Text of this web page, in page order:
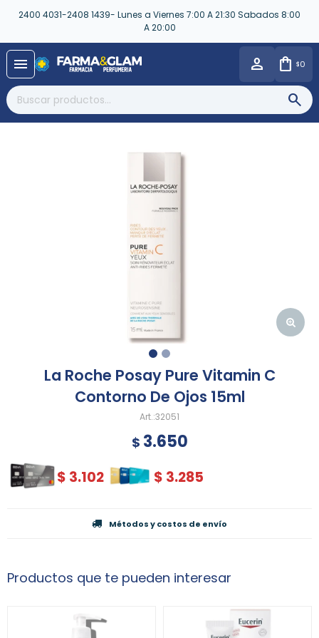
2400 4031-2408 1439- Lunes a Viernes 7:00 A 21:30 Sabados 8:00
A 20:00
menu $0
La Roche Posay Pure Vitamin C
Contorno De Ojos 15ml
32051
$ 3.650
$ 3.102 $ 3.285
Métodos y costos de envío
Productos que te pueden interesar